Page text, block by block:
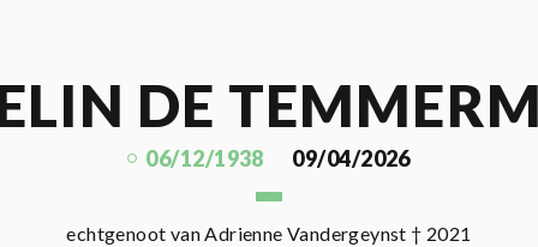
DE
06/12/1938 09/04/2026
echtgenoot van Adrienne Vandergeynst † 2021